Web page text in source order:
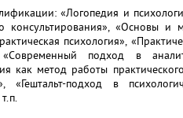
«Логопедия и
консультирования», «Основы и
психология»,
подход в
как метод работы
«Гештальт-подход в